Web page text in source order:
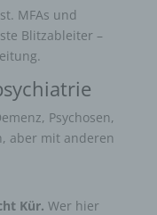
MFAs und
Blitzableiter –
Psychosen,
aber mit anderen
Kür. Wer hier